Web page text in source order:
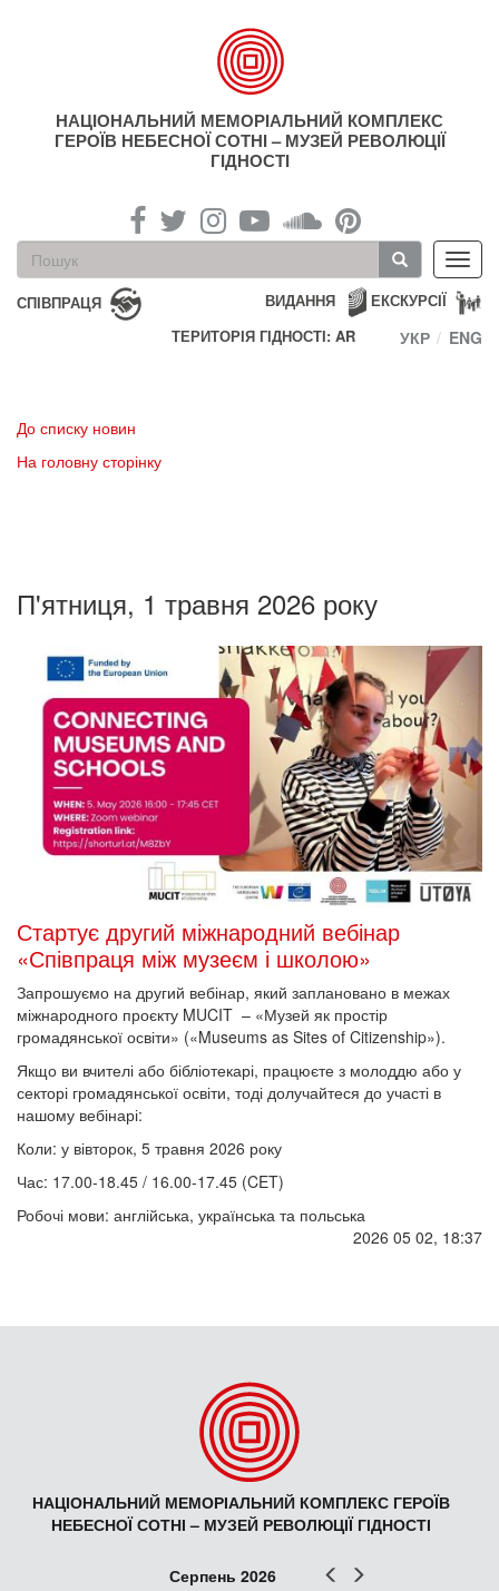
НАЦІОНАЛЬНИЙ МЕМОРІАЛЬНИЙ КОМПЛЕКС
ГЕРОЇВ НЕБЕСНОЇ СОТНІ – МУЗЕЙ РЕВОЛЮЦІЇ
ГІДНОСТІ
Пошукова
форма
Пошук
СПІВПРАЦЯ ЕКСКУРСІЇ
ВИДАННЯ
ТЕРИТОРІЯ ГІДНОСТІ: AR
УКР ENG
До списку новин
На головну сторінку
П'ятниця, 1 травня 2026 року
Стартує другий міжнародний вебінар
«Співпраця між музеєм і школою»
Запрошуємо на другий вебінар, який заплановано в межах
міжнародного проєкту MUCIT – «Музей як простір
громадянської освіти» («Museums as Sites of Citizenship»).
Якщо ви вчителі або бібліотекарі, працюєте з молоддю або у
секторі громадянської освіти, тоді долучайтеся до участі в
нашому вебінарі:
Коли: у вівторок, 5 травня 2026 року
Час: 17.00-18.45 / 16.00-17.45 (CET)
Робочі мови: англійська, українська та польська
2026 05 02, 18:37
НАЦІОНАЛЬНИЙ МЕМОРІАЛЬНИЙ КОМПЛЕКС ГЕРОЇВ
НЕБЕСНОЇ СОТНІ – МУЗЕЙ РЕВОЛЮЦІЇ ГІДНОСТІ
Попер
Серпень 2026